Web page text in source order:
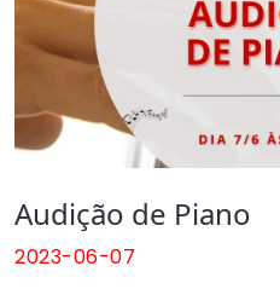
Audição de Piano
2023-06-07